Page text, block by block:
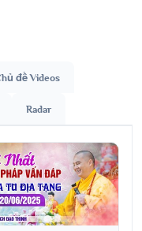
đề Videos
Radar